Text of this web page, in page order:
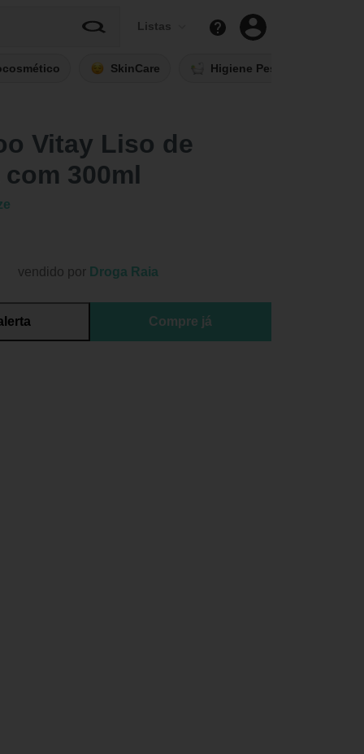
Listas
SkinCare Higiene Pessoal
Vitay Liso de
300ml
vendido por Droga Raia
Compre já